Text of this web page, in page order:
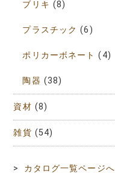
ブリキ (8)
プラスチック (6)
ポリカーボネート (4)
陶器 (38)
資材 (8)
雑貨 (54)
> カタログ一覧ページへ